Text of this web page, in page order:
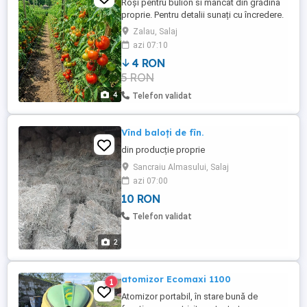
4
Roși pentru bulion si mâncat din grădina
proprie. Pentru detalii sunați cu încredere.
Zalau, Salaj
azi 07:10
4 RON
5 RON
Telefon validat
2
Vînd baloți de fîn.
din producție proprie
Sancraiu Almasului, Salaj
azi 07:00
10 RON
Telefon validat
1 atomizor Ecomaxi 1100
Atomizor portabil, în stare bună de